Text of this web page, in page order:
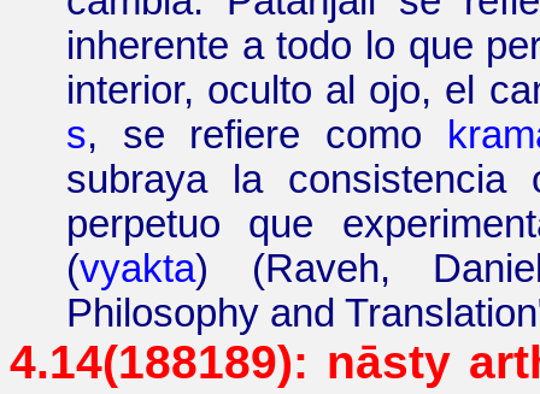
inherente a todo lo que
interior, oculto al ojo, el
s, se refiere como
subraya la consistencia
perpetuo que
(vyakta) (Raveh,
Philosophy andTranslation
4.14(188189): nāsty